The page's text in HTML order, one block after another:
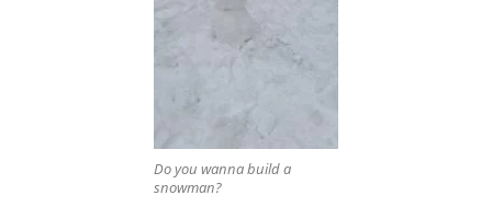
Do you wanna build a
snowman?